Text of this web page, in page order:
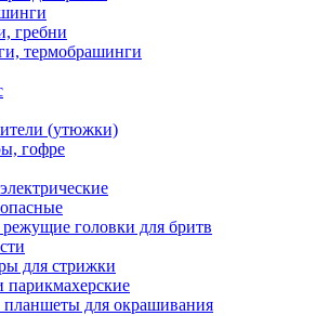
гребни
термобрашинги
(утюжки)
гофре
головки для бритв
для стрижки
парикмахерские
для окрашивания